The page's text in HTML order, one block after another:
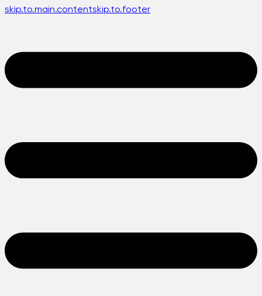
skip.to.main.contentskip.to.footer